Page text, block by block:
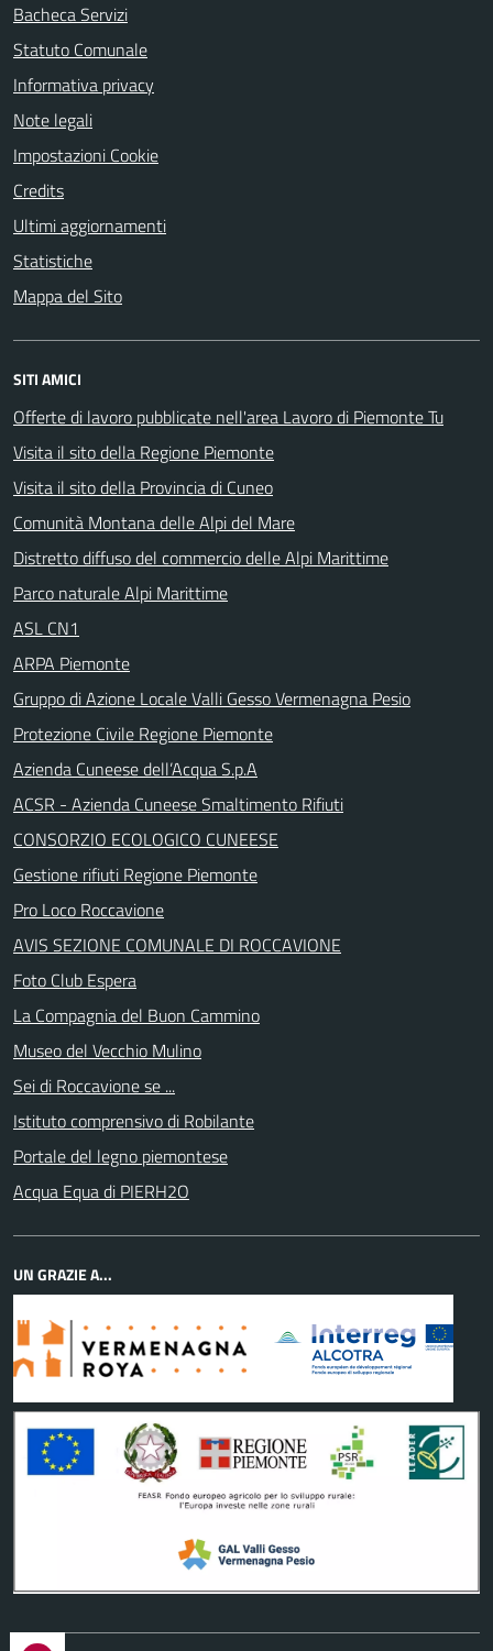
Bacheca Servizi
Statuto Comunale
Informativa privacy
Note legali
Impostazioni Cookie
Credits
Ultimi aggiornamenti
Statistiche
Mappa del Sito
SITI AMICI
Offerte di lavoro pubblicate nell'area Lavoro di Piemonte Tu
Visita il sito della Regione Piemonte
Visita il sito della Provincia di Cuneo
Comunità Montana delle Alpi del Mare
Distretto diffuso del commercio delle Alpi Marittime
Parco naturale Alpi Marittime
ASL CN1
ARPA Piemonte
Gruppo di Azione Locale Valli Gesso Vermenagna Pesio
Protezione Civile Regione Piemonte
Azienda Cuneese dell’Acqua S.p.A
ACSR - Azienda Cuneese Smaltimento Rifiuti
CONSORZIO ECOLOGICO CUNEESE
Gestione rifiuti Regione Piemonte
Pro Loco Roccavione
AVIS SEZIONE COMUNALE DI ROCCAVIONE
Foto Club Espera
La Compagnia del Buon Cammino
Museo del Vecchio Mulino
Sei di Roccavione se ...
Istituto comprensivo di Robilante
Portale del legno piemontese
Acqua Equa di PIERH2O
UN GRAZIE A...